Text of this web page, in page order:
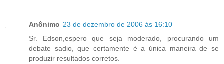
Anônimo 23 de dezembro de 2006 às 16:10
Sr. Edson,espero que seja moderado, procurando um
debate sadio, que certamente é a única maneira de se
produzir resultados corretos.